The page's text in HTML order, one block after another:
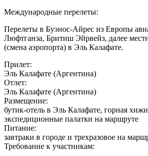
Международные перелеты:
Перелеты в Буэнос-Айрес из Европы
Люфтганза, Бритиш Эйрвейз, далее
(смена аэропорта) в Эль Калафате.
Прилет:
Эль Калафате (Аргентина)
Отлет:
Эль Калафате (Аргентина)
Размещение:
бутик-отель в Эль Калафате, горная
экспедиционные палатки на маршруте
Питание:
завтраки в городе и трехразовое на
Требование к участникам: